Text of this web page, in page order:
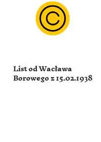
List od Wacława
Borowego z 15.02.1938